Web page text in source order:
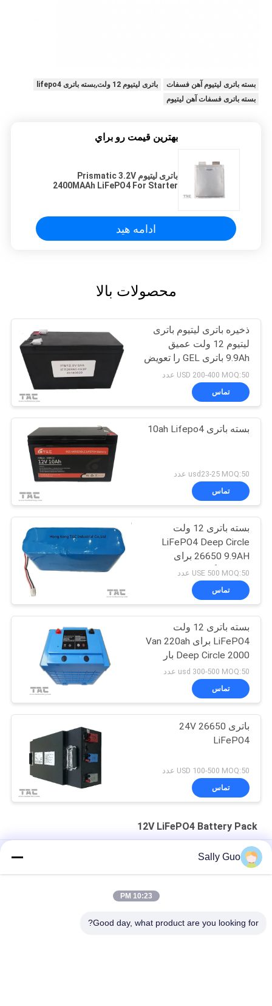
بسته باتری لیتیوم آهن فسفات
باتری لیتیوم 12 ولت,بسته باتری lifepo4
بسته باتری فسفات آهن لیتیوم
بهترين قيمت رو براي
باتری لیتیوم Prismatic 3.2V
2400MAAh LiFePO4 For Starter
ادامه هید
محصولات بالا
ذخیره باتری لیتیوم باتری
لیتیوم 12 ولت عمیق
9.9Ah باتری GEL را تعویض
کنید
USD 200-400 MOQ:50 عدد
تماس
بسته باتری 10ah Lifepo4
usd23-25 MOQ:50 عدد
تماس
بسته باتری 12 ولت
LiFePO4 Deep Circle
26650 9.9AH برای
حمل
USE 500 MOQ:50 عدد
تماس
بسته باتری 12 ولت
LiFePO4 برای Van 220ah
Deep Circle 2000 بار
usd 300-500 MOQ:50 عدد
تماس
باتری 26650 24V
LiFePO4
USD 100-500 MOQ:50 عدد
تماس
12V LiFePO4 Battery Pack
Lifepo4 خورشیدی عمیق باتری 12 ولت 200AH مشابه با VRLA
بسته باتری 7.2Ah 12V LifePO4 برای جایگزینی اسید سرب و نور
Sally Guo
10:23 PM
Good day, what product are you looking for?